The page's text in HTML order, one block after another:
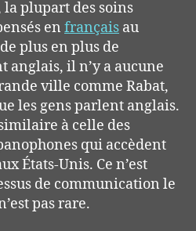
la plupart des soins
en français au
plus en plus de
anglais, il n’y a aucune
ville comme Rabat,
les gens parlent anglais.
à celle des
qui accèdent
États-Unis. Ce n’est
de communication le
pas rare.